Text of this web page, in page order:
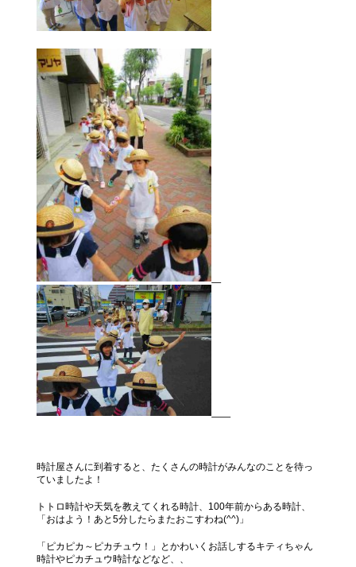
時計屋さんに到着すると、たくさんの時計がみんなのことを待っ
ていましたよ！
トトロ時計や天気を教えてくれる時計、100年前からある時計、
「おはよう！あと5分したらまたおこすわね(^^)」
「ピカピカ～ピカチュウ！」とかわいくお話しするキティちゃん
時計やピカチュウ時計などなど、、